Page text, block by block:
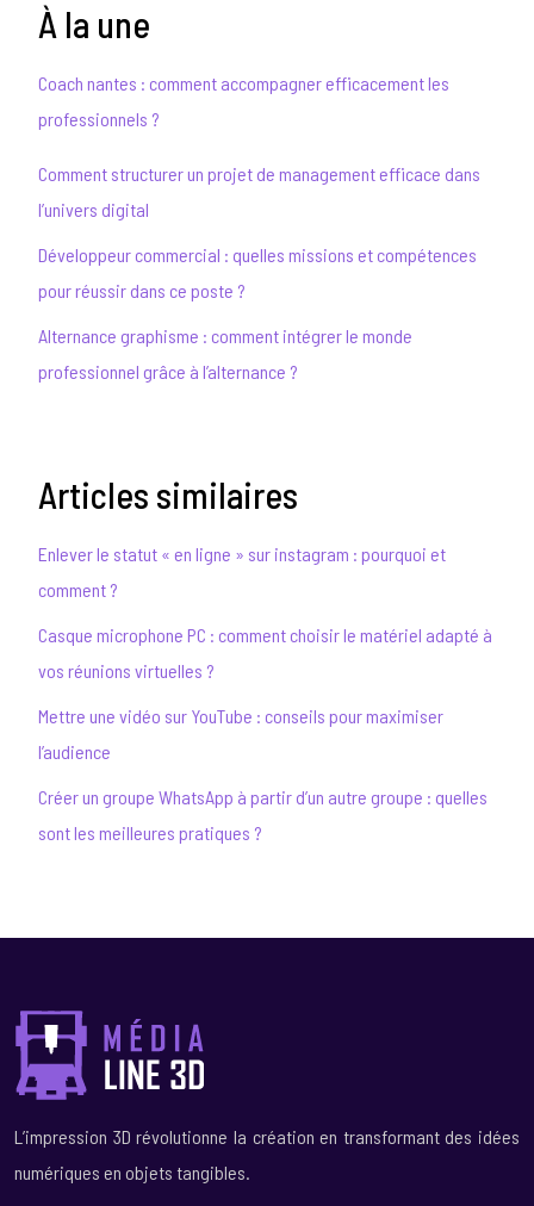
À la une
Coach nantes : comment accompagner efficacement les
professionnels ?
Comment structurer un projet de management efficace dans
l’univers digital
Développeur commercial : quelles missions et compétences
pour réussir dans ce poste ?
Alternance graphisme : comment intégrer le monde
professionnel grâce à l’alternance ?
Articles similaires
Enlever le statut « en ligne » sur instagram : pourquoi et
comment ?
Casque microphone PC : comment choisir le matériel adapté à
vos réunions virtuelles ?
Mettre une vidéo sur YouTube : conseils pour maximiser
l’audience
Créer un groupe WhatsApp à partir d’un autre groupe : quelles
sont les meilleures pratiques ?
L’impression 3D révolutionne la création en transformant des idées
numériques en objets tangibles.